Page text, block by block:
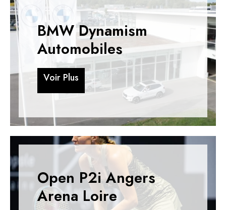
BMW Dynamism
Automobiles
Voir Plus
Voir Plus
Open P2i Angers
Arena Loire